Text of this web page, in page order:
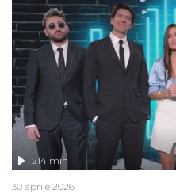
Anche se l'Italia non è
contesto globale rende
lontano.
214 min
30 aprile 2026